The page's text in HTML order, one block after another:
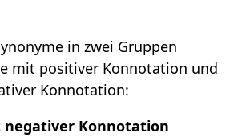
in zwei Gruppen
mit positiver Konnotation und
Konnotation:
negativer Konnotation